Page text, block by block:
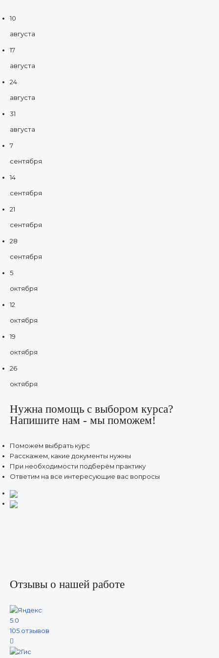
10
августа
17
августа
24
августа
31
августа
7
сентября
14
сентября
21
сентября
28
сентября
5
октября
12
октября
19
октября
26
октября
Нужна помощь с выбором курса?
Напишите нам - мы поможем!
Поможем выбрать курс
Расскажем, какие документы нужны
При необходимости подберём практику
Ответим на все интересующие вас вопросы
Отзывы о нашей работе
5.0
105 отзывов